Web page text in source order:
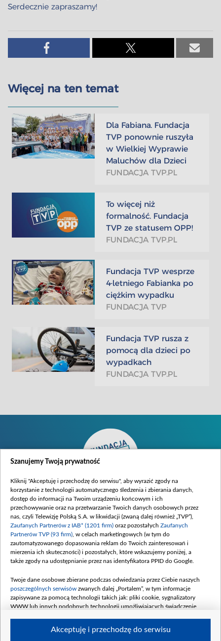
Serdecznie zapraszamy!
Więcej na ten temat
Dla Fabiana. Fundacja
TVP ponownie ruszyła
w Wielkiej Wyprawie
Maluchów dla Dzieci
FUNDACJA TVP.PL
To więcej niż
formalność. Fundacja
TVP ze statusem OPP!
FUNDACJA TVP.PL
Fundacja TVP wesprze
4-letniego Fabianka po
ciężkim wypadku
FUNDACJA TVP
Fundacja TVP rusza z
pomocą dla dzieci po
wypadkach
FUNDACJA TVP.PL
O fundacji
Statut
Moje zgody
Potrzebuję pomocy
Wpłać online
Polityka prywatności
Klauzula informacyjna
Regulamin strony Fundacji
Szanujemy Twoją prywatność
Kliknij "Akceptuję i przechodzę do serwisu", aby wyrazić zgody na
korzystanie z technologii automatycznego śledzenia i zbierania danych,
dostęp do informacji na Twoim urządzeniu końcowym i ich
przechowywanie oraz na przetwarzanie Twoich danych osobowych przez
nas, czyli Telewizję Polską S.A. w likwidacji (zwaną dalej również „TVP”),
Zaufanych Partnerów z IAB* (1201 firm) oraz pozostałych Zaufanych
Partnerów TVP (93 firm) , w celach marketingowych (w tym do
zautomatyzowanego dopasowania reklam do Twoich zainteresowań i
mierzenia ich skuteczności) i pozostałych, które wskazujemy poniżej, a
także zgody na udostępnianie przez nas identyfikatora PPID do Google.
Twoje dane osobowe zbierane podczas odwiedzania przez Ciebie naszych
poszczególnych serwisów zwanych dalej „Portalem”, w tym informacje
zapisywane za pomocą technologii takich jak: pliki cookie, sygnalizatory
WWW lub innych podobnych technologii umożliwiających świadczenie
Akceptuję i przechodzę do serwisu